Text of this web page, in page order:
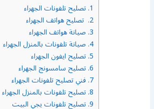
1. تصليح تلفونات الجهراء
2. تصليح هواتف الجهراء
3. صيانة هواتف الجهراء
4. صيانة تلفونات بالمنزل الجهراء
5. تصليح ايفون الجهراء
6. تصليح سامسونج الجهراء
7. فني تصليح تلفونات الجهراء
8. تصليح تلفونات بالمنزل الجهراء
9. تصليح تلفونات يجي البيت